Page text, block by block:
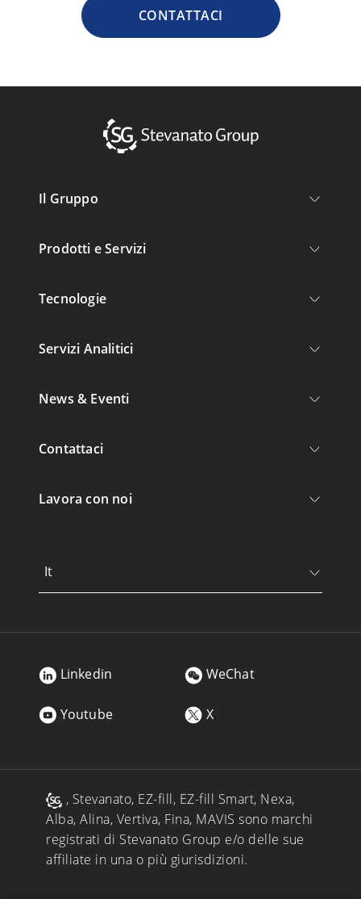
CONTATTACI
Il Gruppo
Prodotti e Servizi
Tecnologie
Servizi Analitici
News & Eventi
Contattaci
Lavora con noi
It
Linkedin WeChat
Youtube X
, Stevanato, EZ-fill, EZ-fill Smart, Nexa,
Alba, Alina, Vertiva, Fina, MAVIS sono marchi
registrati di Stevanato Group e/o delle sue
affiliate in una o più giurisdizioni.